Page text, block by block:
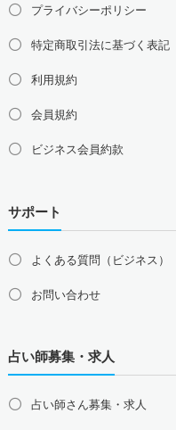
プライバシーポリシー
特定商取引法に基づく表記
利用規約
会員規約
ビジネス会員約款
サポート
よくある質問（ビジネス）
お問い合わせ
占い師募集・求人
占い師さん募集・求人